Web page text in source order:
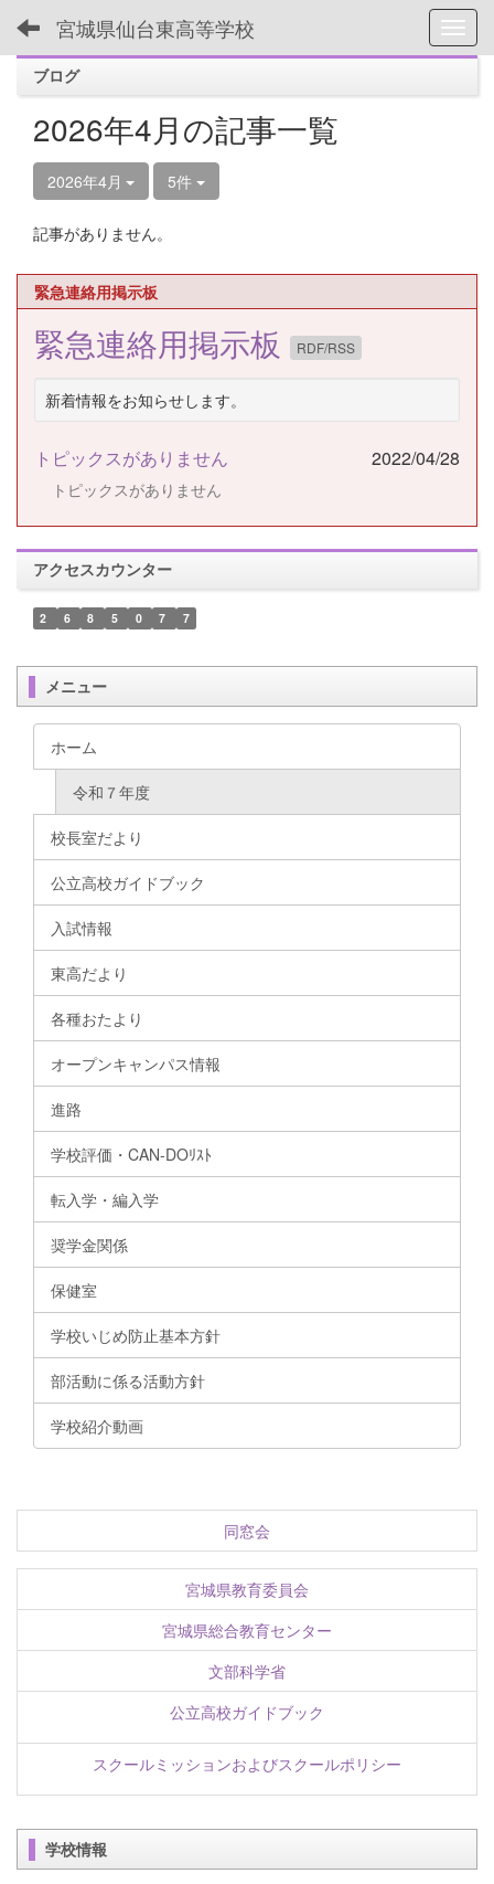
宮城県仙台東高等学校
ブログ
2026年4月の記事一覧
2026年4月 5件
記事がありません。
緊急連絡用掲示板
緊急連絡用掲示板 RDF/RSS
新着情報をお知らせします。
トピックスがありません 2022/04/28
トピックスがありません
アクセスカウンター
2 6 8 5 0 7 7
メニュー
ホーム
令和７年度
校長室だより
公立高校ガイドブック
入試情報
東高だより
各種おたより
オープンキャンパス情報
進路
学校評価・CAN-DOﾘｽﾄ
転入学・編入学
奨学金関係
保健室
学校いじめ防止基本方針
部活動に係る活動方針
学校紹介動画
同窓会
宮城県教育委員会
宮城県総合教育センター
文部科学省
公立高校ガイドブック
スクールミッションおよびスクールポリシー
学校情報